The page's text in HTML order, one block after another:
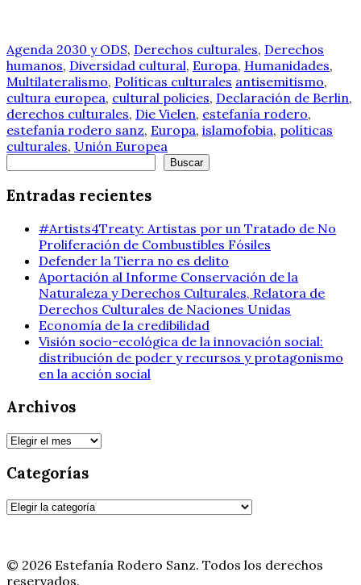
Agenda 2030 y ODS, Derechos culturales, Derechos
humanos, Diversidad cultural, Europa, Humanidades,
Multilateralismo, Políticas culturales antisemitismo,
cultura europea, cultural policies, Declaración de Berlin,
derechos culturales, Die Vielen, estefanía rodero,
estefanía rodero sanz, Europa, islamofobia, políticas
culturales, Unión Europea
Buscar
Entradas recientes
#Artists4Treaty: Artistas por un Tratado de No
Proliferación de Combustibles Fósiles
Defender la Tierra no es delito
Aportación al Informe Conservación de la
Naturaleza y Derechos Culturales, Relatora de
Derechos Culturales de Naciones Unidas
Economía de la credibilidad
Visión socio-ecológica de la innovación social:
distribución de poder y recursos y protagonismo
en la acción social
Archivos
Archivos
Categorías
Categorías
© 2026 Estefanía Rodero Sanz. Todos los derechos
reservados.